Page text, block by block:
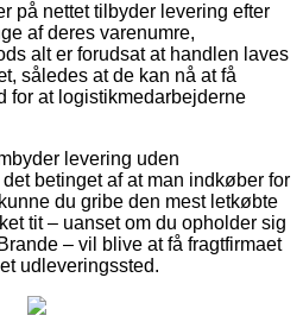
på nettet tilbyder levering efter
af deres varenumre,
alt er forudsat at handlen laves
således at de kan nå at få
for at logistikmedarbejderne
levering uden
betinget af at man indkøber for
du gribe den mest letkøbte
tit – uanset om du opholder sig
– vil blive at få fragtfirmaet
udleveringssted.